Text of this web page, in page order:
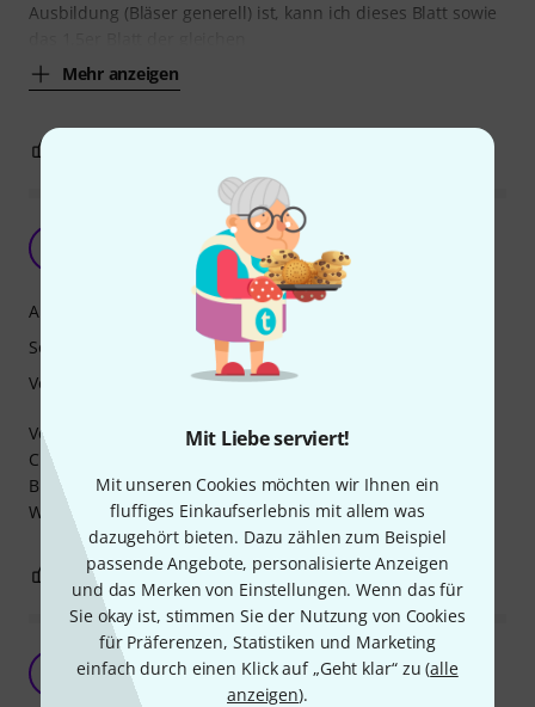
Mit Liebe serviert!
Mit unseren Cookies möchten wir Ihnen ein
fluffiges Einkaufserlebnis mit allem was
dazugehört bieten. Dazu zählen zum Beispiel
passende Angebote, personalisierte Anzeigen
und das Merken von Einstellungen. Wenn das für
Sie okay ist, stimmen Sie der Nutzung von Cookies
für Präferenzen, Statistiken und Marketing
einfach durch einen Klick auf „Geht klar“ zu (alle
anzeigen).
Ausbildung (Bläser generell) ist, kann ich dieses Blatt sowie
Mehr anzeigen
Gutes Klarinettenblatt
Trompetendoro 15.11.2021
Verwende das Blatt für eine Klarinette und für eine
Chalumeau.
Bin bei beiden Instrumenten damit sehr zufrieden.
Werde das Blatt wieder kaufen.
Ansprache
Sound
Verarbeitung
0 BEWERTUNG MELDEN
Vandoren Classic Blau 1,5
Volodymyr 21.10.2009